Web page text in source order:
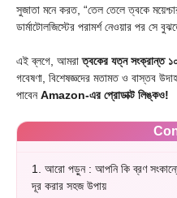
সুজাতা মনে করত, “তেল তেলে ত্বকে
ডার্মাটোলজিস্টের পরামর্শ নেওয়ার পর সে
এই ব্লগে, আমরাত্বকের যত্ন সংক্রান্ত
গবেষণা, বিশেষজ্ঞদের মতামত ও বাস্তব
পাবেনAmazon-এর প্রোডাক্ট লিঙ্কও!
1.
আরো পড়ুন : আপনি কি ব্রণ
দূর করার সহজ উপায়